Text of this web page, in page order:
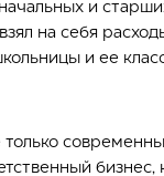
и
на себя
и ее
бизнес,